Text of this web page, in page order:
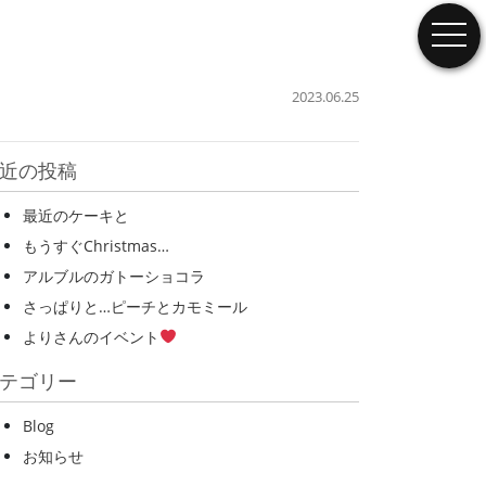
2023.06.25
の投稿
最近のケーキと
もうすぐChristmas…
アルブルのガトーショコラ
さっぱりと…ピーチとカモミール
よりさんのイベント
ゴリー
Blog
お知らせ